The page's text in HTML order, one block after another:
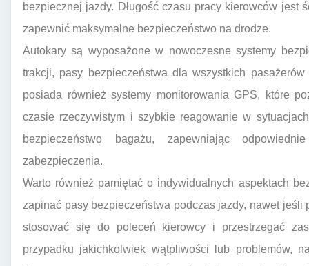
bezpiecznej jazdy. Długość czasu pracy kierowców jest
zapewnić maksymalne bezpieczeństwo na drodze.
Autokary są wyposażone w nowoczesne systemy
trakcji, pasy bezpieczeństwa dla wszystkich
posiada również systemy monitorowania GPS, które
czasie rzeczywistym i szybkie reagowanie w
bezpieczeństwo bagażu, zapewniając
zabezpieczenia.
Warto również pamiętać o indywidualnych aspektach
zapinać pasy bezpieczeństwa podczas jazdy, nawet
stosować się do poleceń kierowcy i przestrzegać
przypadku jakichkolwiek wątpliwości lub problemów,